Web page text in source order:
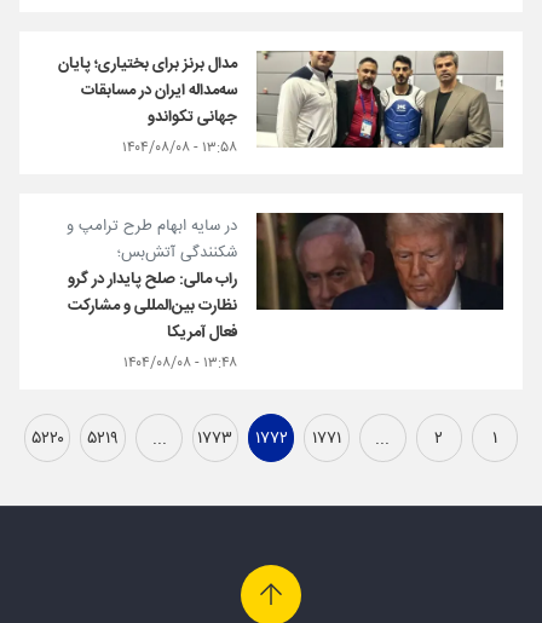
مدال برنز برای بختیاری؛ پایان
سه‌مداله ایران در مسابقات
جهانی تکواندو
۱۳:۵۸ - ۱۴۰۴/۰۸/۰۸
در سایه ابهام طرح ترامپ و
شکنندگی آتش‌بس؛
راب مالی: صلح پایدار در گرو
نظارت بین‌المللی و مشارکت
فعال آمریکا
۱۳:۴۸ - ۱۴۰۴/۰۸/۰۸
۱ ۲ ... ۱۷۷۱ ۱۷۷۲ ۱۷۷۳ ... ۵۲۱۹ ۵۲۲۰